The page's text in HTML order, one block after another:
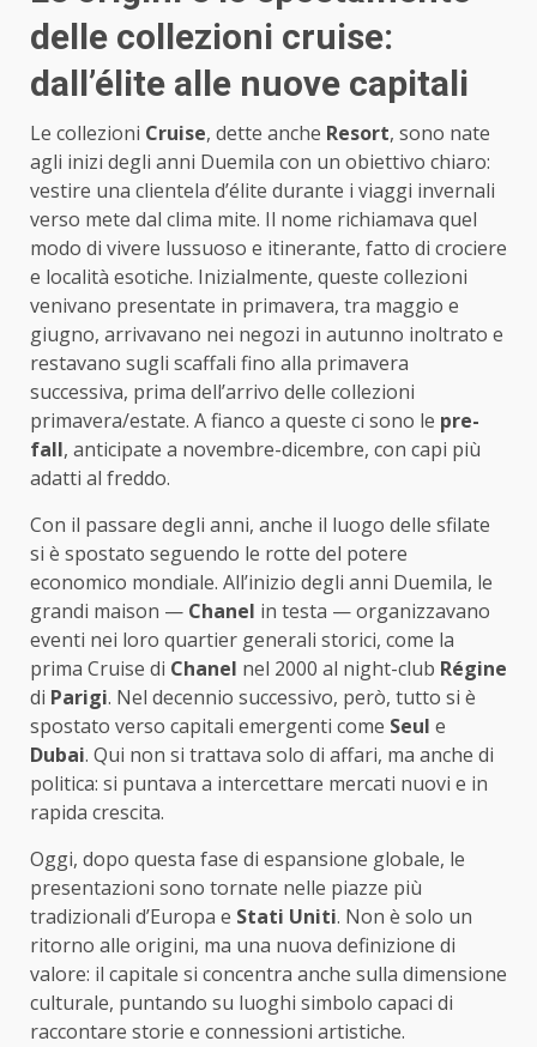
delle collezioni cruise:
dall’élite alle nuove capitali
Le collezioni Cruise, dette anche Resort, sono nate
agli inizi degli anni Duemila con un obiettivo chiaro:
vestire una clientela d’élite durante i viaggi invernali
verso mete dal clima mite. Il nome richiamava quel
modo di vivere lussuoso e itinerante, fatto di crociere
e località esotiche. Inizialmente, queste collezioni
venivano presentate in primavera, tra maggio e
giugno, arrivavano nei negozi in autunno inoltrato e
restavano sugli scaffali fino alla primavera
successiva, prima dell’arrivo delle collezioni
primavera/estate. A fianco a queste ci sono le pre-
fall, anticipate a novembre-dicembre, con capi più
adatti al freddo.
Con il passare degli anni, anche il luogo delle sfilate
si è spostato seguendo le rotte del potere
economico mondiale. All’inizio degli anni Duemila, le
grandi maison — Chanel in testa — organizzavano
eventi nei loro quartier generali storici, come la
prima Cruise di Chanel nel 2000 al night-club Régine
di Parigi. Nel decennio successivo, però, tutto si è
spostato verso capitali emergenti come Seul e
Dubai. Qui non si trattava solo di affari, ma anche di
politica: si puntava a intercettare mercati nuovi e in
rapida crescita.
Oggi, dopo questa fase di espansione globale, le
presentazioni sono tornate nelle piazze più
tradizionali d’Europa e Stati Uniti. Non è solo un
ritorno alle origini, ma una nuova definizione di
valore: il capitale si concentra anche sulla dimensione
culturale, puntando su luoghi simbolo capaci di
raccontare storie e connessioni artistiche.